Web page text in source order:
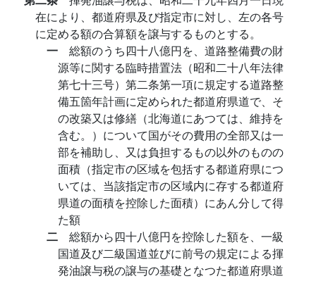
在により、都道府県及び指定市に対し、左の各号
に定める額の合算額を譲与するものとする。
一 総額のうち四十八億円を、道路整備費の財
源等に関する臨時措置法（昭和二十八年法律
第七十三号）第二条第一項に規定する道路整
備五箇年計画に定められた都道府県道で、そ
の改築又は修繕（北海道にあつては、維持を
含む。）について国がその費用の全部又は一
部を補助し、又は負担するもの以外のものの
面積（指定市の区域を包括する都道府県につ
いては、当該指定市の区域内に存する都道府
県道の面積を控除した面積）にあん分して得
た額
二 総額から四十八億円を控除した額を、一級
国道及び二級国道並びに前号の規定による揮
発油譲与税の譲与の基礎となつた都道府県道